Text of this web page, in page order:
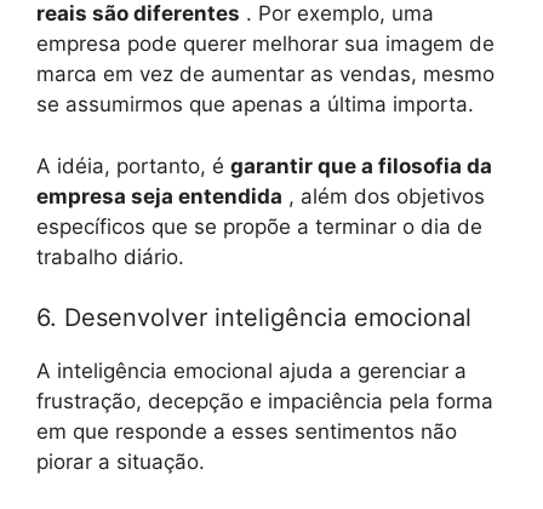
reais são diferentes . Por exemplo, uma
empresa pode querer melhorar sua imagem de
marca em vez de aumentar as vendas, mesmo
se assumirmos que apenas a última importa.
A idéia, portanto, é garantir que a filosofia da
empresa seja entendida , além dos objetivos
específicos que se propõe a terminar o dia de
trabalho diário.
6. Desenvolver inteligência emocional
A inteligência emocional ajuda a gerenciar a
frustração, decepção e impaciência pela forma
em que responde a esses sentimentos não
piorar a situação.